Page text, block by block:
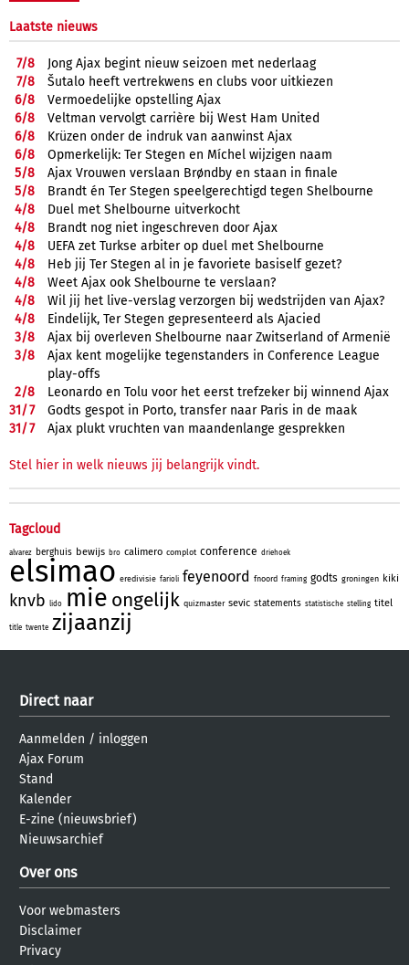
Laatste nieuws
7/8
Jong Ajax begint nieuw seizoen met nederlaag
7/8
Šutalo heeft vertrekwens en clubs voor uitkiezen
6/8
Vermoedelijke opstelling Ajax
6/8
Veltman vervolgt carrière bij West Ham United
6/8
Krüzen onder de indruk van aanwinst Ajax
6/8
Opmerkelijk: Ter Stegen en Míchel wijzigen naam
5/8
Ajax Vrouwen verslaan Brøndby en staan in finale
5/8
Brandt én Ter Stegen speelgerechtigd tegen Shelbourne
4/8
Duel met Shelbourne uitverkocht
4/8
Brandt nog niet ingeschreven door Ajax
4/8
UEFA zet Turkse arbiter op duel met Shelbourne
4/8
Heb jij Ter Stegen al in je favoriete basiself gezet?
4/8
Weet Ajax ook Shelbourne te verslaan?
4/8
Wil jij het live-verslag verzorgen bij wedstrijden van Ajax?
4/8
Eindelijk, Ter Stegen gepresenteerd als Ajacied
3/8
Ajax bij overleven Shelbourne naar Zwitserland of Armenië
3/8
Ajax kent mogelijke tegenstanders in Conference League
play-offs
2/8
Leonardo en Tolu voor het eerst trefzeker bij winnend Ajax
31/7
Godts gespot in Porto, transfer naar Paris in de maak
31/7 Ajax plukt vruchten van maandenlange gesprekken
Stel hier in welk nieuws jij belangrijk vindt.
Tagcloud
alvarez berghuis bewijs bro calimero complot conference driehoek
elsimao eredivisie farioli feyenoord fnoord framing godts groningen kiki
knvb lido mie ongelijk quizmaster sevic statements statistische stelling titel
title twente zijaanzij
Direct naar
Aanmelden / inloggen
Ajax Forum
Stand
Kalender
E-zine (nieuwsbrief)
Nieuwsarchief
Over ons
Voor webmasters
Disclaimer
Privacy